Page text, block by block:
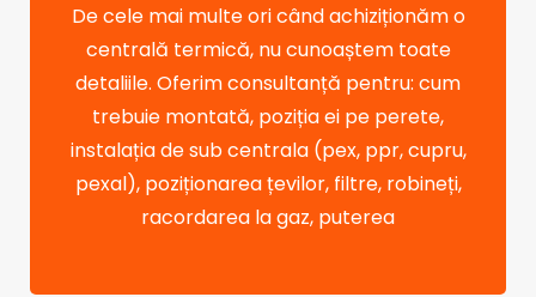
De cele mai multe ori când achiziționăm o
centrală termică, nu cunoaștem toate
detaliile. Oferim consultanță pentru: cum
trebuie montată, poziția ei pe perete,
instalația de sub centrala (pex, ppr, cupru,
pexal), poziționarea țevilor, filtre, robineți,
racordarea la gaz, puterea